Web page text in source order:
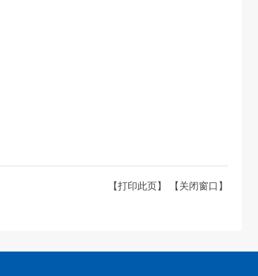
【打印此页】 【关闭窗口】